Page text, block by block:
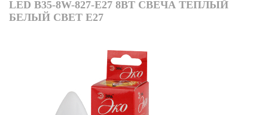
LED B35-8W-827-E27 8ВТ СВЕЧА ТЕПЛЫЙ
БЕЛЫЙ СВЕТ Е27